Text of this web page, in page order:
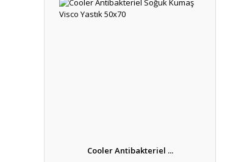
Cooler Antibakteriel ...